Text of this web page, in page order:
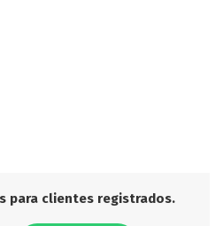
para clientes registrados.